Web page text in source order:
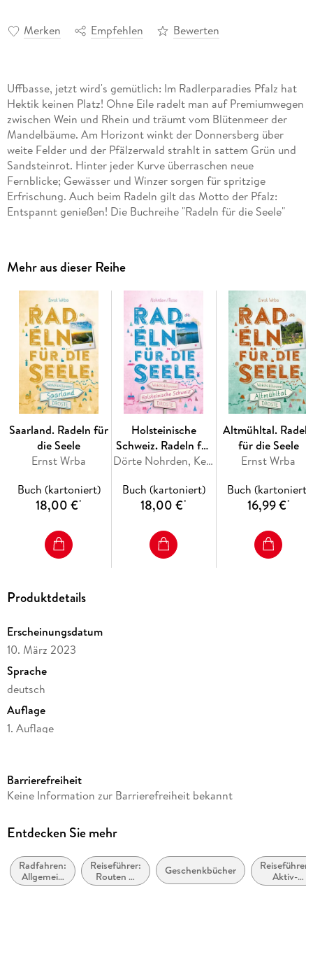
Merken Empfehlen Bewerten
Uffbasse, jetzt wird's gemütlich: Im Radlerparadies Pfalz hat
Hektik keinen Platz! Ohne Eile radelt man auf Premiumwegen
zwischen Wein und Rhein und träumt vom Blütenmeer der
Mandelbäume. Am Horizont winkt der Donnersberg über
weite Felder und der Pfälzerwald strahlt in sattem Grün und
Sandsteinrot. Hinter jeder Kurve überraschen neue
Fernblicke; Gewässer und Winzer sorgen für spritzige
Erfrischung. Auch beim Radeln gilt das Motto der Pfalz:
Entspannt genießen! Die Buchreihe "Radeln für die Seele"
genussvollen Highlights - hier wird der Weg selbst zum Ziel.
Jede Tour ist sorgfältig ausgewählt und verspricht
entspannte Erlebnisse voller Natur, Kultur und regionalem
Charme.
Mehr aus dieser Reihe
Saarland. Radeln für
die Seele
Ernst Wrba
Buch (kartoniert)
18,00 €*
Holsteinische
Schweiz. Radeln für
die Seele
Dörte Nohrden, Kerstin Rose
Buch (kartoniert)
18,00 €*
Altmühltal.
für die Seele
Ernst Wrba
Buch (kartoniert)
16,99 €*
Produktdetails
Erscheinungsdatum
10. März 2023
Sprache
deutsch
Auflage
1. Auflage
Reihe
Autor/Autorin
Verlag/Hersteller
Droste Verlag
Barrierefreiheit
Keine Information zur Barrierefreiheit bekannt
Entdecken Sie mehr
Radfahren:
Allgemein
und
Reiseführer:
Routen &
Wege
Geschenkbücher
Reiseführer:
Aktiv-
Urlaub